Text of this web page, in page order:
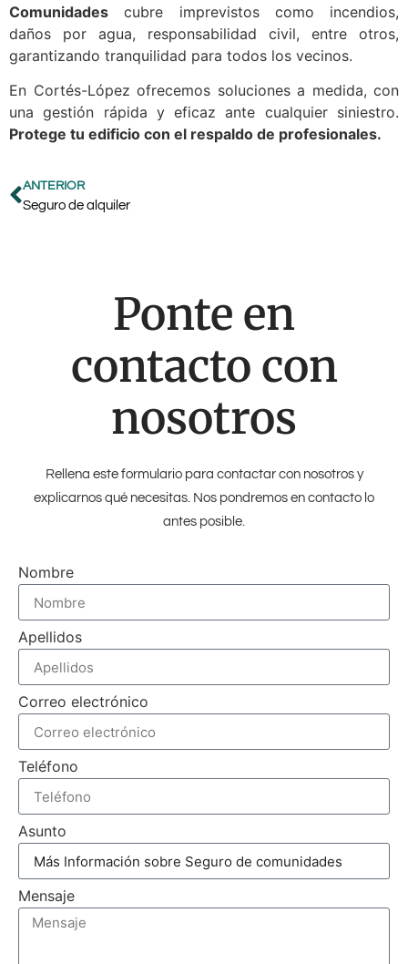
Comunidades cubre imprevistos como incendios,
daños por agua, responsabilidad civil, entre otros,
garantizando tranquilidad para todos los vecinos.
En Cortés-López ofrecemos soluciones a medida, con
una gestión rápida y eficaz ante cualquier siniestro.
Protege tu edificio con el respaldo de profesionales.
ANTERIOR
Seguro de alquiler
Ponte en
contacto con
nosotros
Rellena este formulario para contactar con nosotros y
explicarnos qué necesitas. Nos pondremos en contacto lo
antes posible.
Nombre
Apellidos
Correo electrónico
Teléfono
Asunto
Mensaje